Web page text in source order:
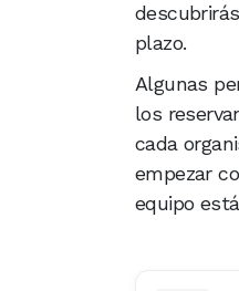
plazo.
Algunas
los
cada
empezar
equipo